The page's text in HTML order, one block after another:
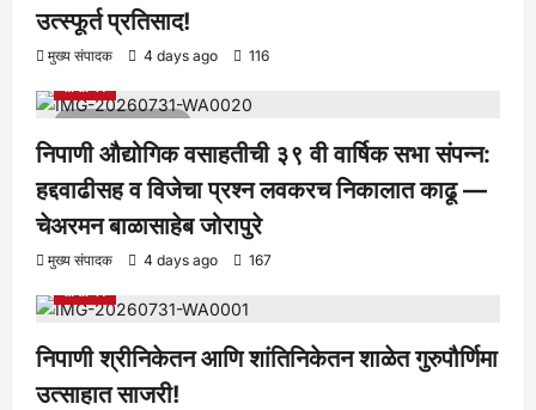
उत्स्फूर्त प्रतिसाद!
मुख्य संपादक 4 days ago 116
1 minute read
आरोग्य क्रीडा ताज्या बातम्या निपाणी परिसर
निपाणी औद्योगिक वसाहतीची ३९ वी वार्षिक सभा संपन्न:
हद्दवाढीसह व विजेचा प्रश्न लवकरच निकालात काढू —
चेअरमन बाळासाहेब जोरापुरे
मुख्य संपादक 4 days ago 167
आरोग्य क्रीडा ताज्या बातम्या निपाणी परिसर
निपाणी श्रीनिकेतन आणि शांतिनिकेतन शाळेत गुरुपौर्णिमा
उत्साहात साजरी!